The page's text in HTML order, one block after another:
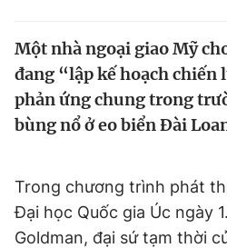
Video
Sản phẩm khác
Thông tin tòa soạn
Một nhà ngoại giao Mỹ
đang “lập kế hoạch chiến
phản ứng chung trong
bùng nổ ở eo biển Đài
Trong chương trình phát
Đại học Quốc gia Úc ngày
Goldman, đại sứ tạm thời